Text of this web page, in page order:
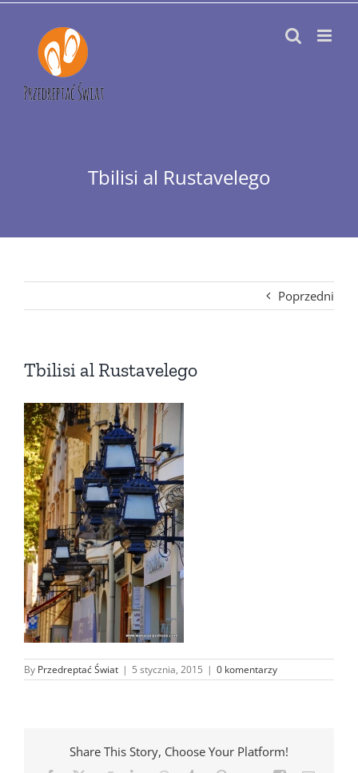
Przejdź
zawartości
Tbilisi al Rustavelego
Poprzedni
Tbilisi al Rustavelego
By Przedreptać Świat | 5 stycznia, 2015 | 0 komentarzy
Share This Story, Choose Your Platform!